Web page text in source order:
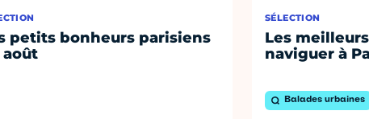
petits bonheurs parisiens
août
SÉLECTION
Les
naviguer à
Balades urbaines